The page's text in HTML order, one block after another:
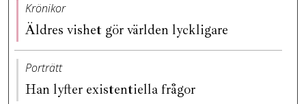
Krönikor
Äldres vishet gör världen lyckligare
Porträtt
Han lyfter existentiella frågor